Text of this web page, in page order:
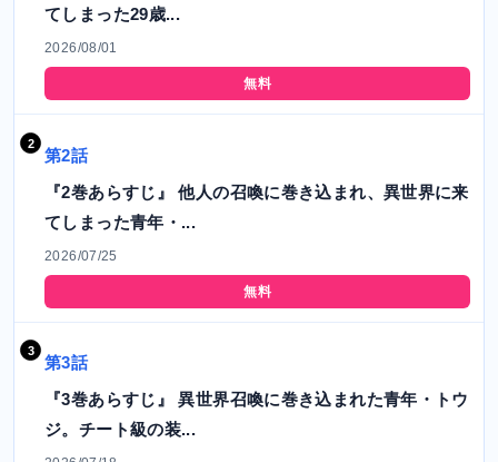
てしまった29歳...
2026/08/01
無料
第2話
『2巻あらすじ』 他人の召喚に巻き込まれ、異世界に来
てしまった青年・...
2026/07/25
無料
第3話
『3巻あらすじ』 異世界召喚に巻き込まれた青年・トウ
ジ。チート級の装...